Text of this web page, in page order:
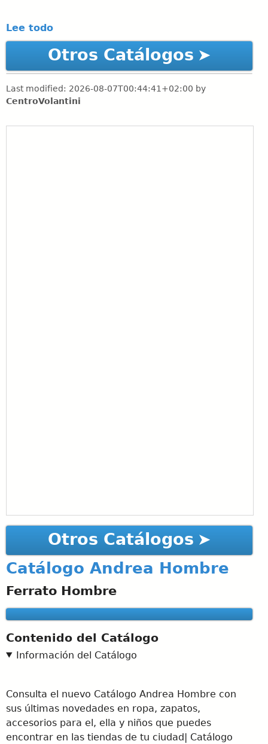
Lee todo
Otros Catálogos
Last modified: 2026-08-07T00:44:41+02:00 by
CentroVolantini
Otros Catálogos
Catálogo Andrea Hombre
Ferrato Hombre
Contenido del Catálogo
Información del Catálogo
Consulta el nuevo Catálogo Andrea Hombre con
sus últimas novedades en ropa, zapatos,
accesorios para el, ella y niños que puedes
encontrar en las tiendas de tu ciudad| Catálogo